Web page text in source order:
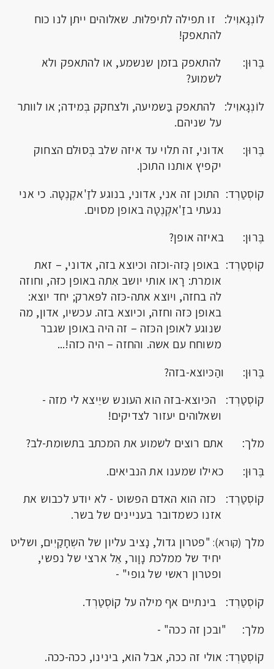
לוֹנְגָאוִיל: זו תפילה לתיפלוּת. שאלוהים ייתן לנו כוח
להתאפק!
בֶּרוּן: להתאפק בזמן שנשמע, או להתאפק ולא
לשמוע?
לוֹנְגָאוִיל: להתאפק בַּשמיעה, ולצחקק בְּמידה; או לוותר
על שניהם.
בֶּרוּן: אדוני, זה תלוי עד איזה שלב בְּסוּלם הצחוק
יקפיץ אותנו התוכן.
קוֹסְטַרְד: התוכן זה אני, אדוני, בנוגע לזַ'אקֶנֶטָה. כי אני
נגעתי בזַ'אקֶנֶטָה באופן מסוים.
בֶּרוּן: באיזה אופן?
קוֹסְטַרְד: באופן כַּזה-וכזה וכיוצא בזה, אדוני, – זאת
אומרת: רָאו אותי יושב אִתה באופן כזּה, וחוזה
לה בחזה, ויוצא אתה-כּזה לפּארק; יחד יוצא:
באופן כּזה וחזה, וכיוצא בזה. עכשיו, אדון, מה
שנוגע לאופן הכּזה – זה היה באופן שגבר
משוחח עם אשה. והחזה – היה כזה!...
בֶּרוּן: והַכּיוצא-בזה?
קוֹסְטַרְד: הכּיוצא-בזה הוא העונש שיֵיצא לי מזה -
ושאלוהים יעזור לצדיקים!
מלך: אתם רוצים לשמוע את המכתב בתשומת-לב?
בֶּרוּן: כאילו שמענו את הנביאים.
קוֹסְטַרְד: כזה הוא האדם הפשוט - לא יודע לכבוש את
אזנו כשמדובר בעניינים של בשר.
מלך (קורא): "פטרון גדול, נָציב עליון של השְחָקַיִים, ושליט
יחיד של ממלכת נָוָור, אֵל ארצי של נפשי,
ופטרון ראשי של גופי" -
קוֹסְטַרְד: בינתיים אף מילה על קוֹסְטַרְד.
מלך: "ובכן זה ככה" -
קוֹסְטַרְד: אולי זה ככה, אבל הוא, בינינו, ככה-ככה.